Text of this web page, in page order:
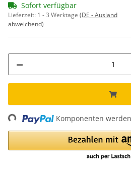
Sofort verfügbar
Lieferzeit: 1 - 3 Werktage (DE - Ausland
abweichend)
Komponenten